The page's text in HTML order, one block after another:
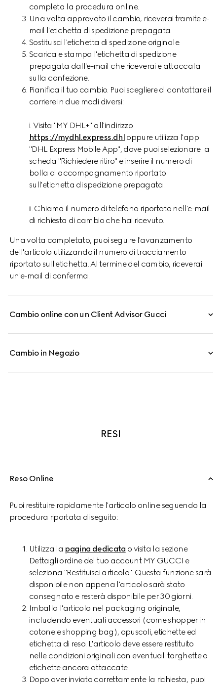
completa la procedura online.
Una volta approvato il cambio, riceverai tramite e-
mail l'etichetta di spedizione prepagata.
Sostituisci l'etichetta di spedizione originale.
Scarica e stampa l'etichetta di spedizione
prepagata dall'e-mail che riceverai e attaccala
sulla confezione.
Pianifica il tuo cambio. Puoi scegliere di contattare il
corriere in due modi diversi:
i. Visita "MY DHL+" all'indirizzo
https://mydhl.express.dhl oppure utilizza l'app
"DHL Express Mobile App", dove puoi selezionare la
scheda "Richiedere ritiro" e inserire il numero di
bolla di accompagnamento riportato
sull'etichetta di spedizione prepagata.
ii. Chiama il numero di telefono riportato nell'e-mail
di richiesta di cambio che hai ricevuto.
Una volta completato, puoi seguire l'avanzamento
dell'articolo utilizzando il numero di tracciamento
riportato sull'etichetta. Al termine del cambio, riceverai
un'e-mail di conferma.
Cambio online con un Client Advisor Gucci
Cambio in Negozio
RESI
Reso Online
Puoi restituire rapidamente l'articolo online seguendo la
procedura riportata di seguito:
Utilizza la pagina dedicata o visita la sezione
Dettagli ordine del tuo account MY GUCCI e
seleziona "Restituisci articolo". Questa funzione sarà
disponibile non appena l'articolo sarà stato
consegnato e resterà disponibile per 30 giorni.
Imballa l'articolo nel packaging originale,
includendo eventuali accessori (come shopper in
cotone e shopping bag), opuscoli, etichette ed
etichetta di reso. L'articolo deve essere restituito
nelle condizioni originali con eventuali targhette o
etichette ancora attaccate.
Dopo aver inviato correttamente la richiesta, puoi